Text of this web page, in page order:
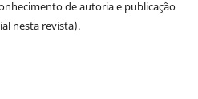
de autoria e publicação
nesta revista).